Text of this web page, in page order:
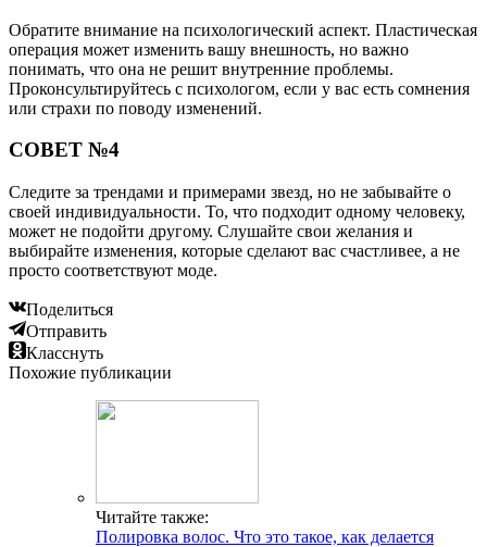
Обратите внимание на психологический аспект. Пластическая
операция может изменить вашу внешность, но важно
понимать, что она не решит внутренние проблемы.
Проконсультируйтесь с психологом, если у вас есть сомнения
или страхи по поводу изменений.
СОВЕТ №4
Следите за трендами и примерами звезд, но не забывайте о
своей индивидуальности. То, что подходит одному человеку,
может не подойти другому. Слушайте свои желания и
выбирайте изменения, которые сделают вас счастливее, а не
просто соответствуют моде.
Поделиться
Отправить
Класснуть
Похожие публикации
Читайте также:
Полировка волос. Что это такое, как делается